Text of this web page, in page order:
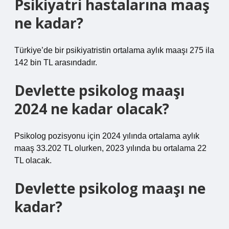
Psikiyatri hastalarına maaş
ne kadar?
Türkiye’de bir psikiyatristin ortalama aylık maaşı 275 ila
142 bin TL arasındadır.
Devlette psikolog maaşı
2024 ne kadar olacak?
Psikolog pozisyonu için 2024 yılında ortalama aylık
maaş 33.202 TL olurken, 2023 yılında bu ortalama 22
TL olacak.
Devlette psikolog maaşı ne
kadar?